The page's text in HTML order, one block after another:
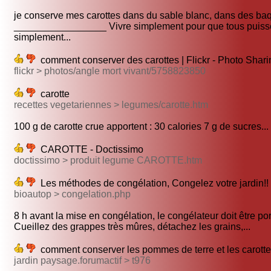
je conserve mes carottes dans du sable blanc, dans des
_________________ Vivre simplement pour que tous
simplement...
comment conserver des carottes | Flickr - Photo
flickr > photos/angle mort vivant/5758823850
carotte
recettes vegetariennes > legumes/carotte.htm
100 g de carotte crue apportent : 30 calories 7 g de sucres...
CAROTTE - Doctissimo
doctissimo > produit legume CAROTTE.htm
Les méthodes de congélation, Congelez votre jardin!!
bioautop > congelation.php
8 h avant la mise en congélation, le congélateur doit être
Cueillez des grappes très mûres, détachez les grains,...
comment conserver les pommes de terre et les
jardin paysage.forumactif > t976